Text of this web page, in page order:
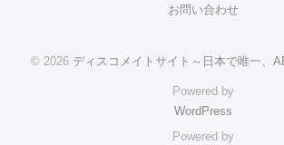
お問い合わせ
© 2026 ディスコメイトサイト～日本で唯一、
Powered by
WordPress
Powered by